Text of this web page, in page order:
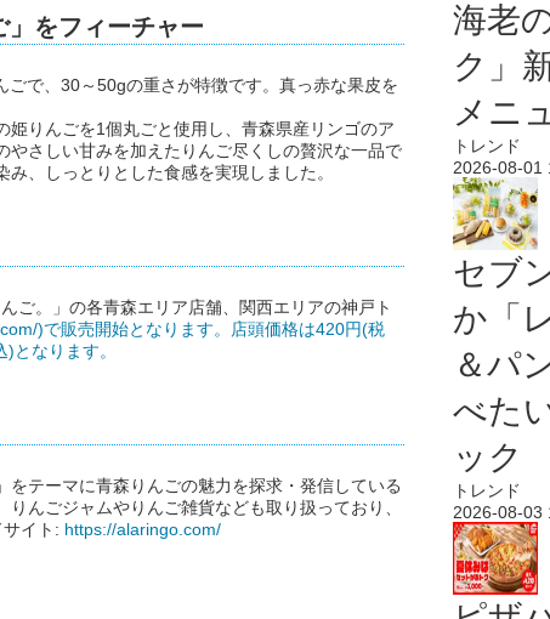
をフィーチャー
で、30～50gの重さが特徴です。真っ赤な果皮を
りんごを1個丸ごと使用し、青森県産リンゴのア
さしい甘みを加えたりんご尽くしの贅沢な一品で
、しっとりとした食感を実現しました。
ご。」の各青森エリア店舗、関西エリアの神戸ト
)で販売開始となります。店頭価格は420円(税
となります。
をテーマに青森りんごの魅力を探求・発信している
んごジャムやりんご雑貨なども取り扱っており、
イト: https://alaringo.com/
海老
ク」
メニ
トレンド
2026-08-01
セブ
か「
＆パ
べた
ック
トレンド
2026-08-03